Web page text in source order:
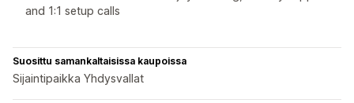
and 1:1 setup calls
Suosittu samankaltaisissa kaupoissa
Sijaintipaikka Yhdysvallat